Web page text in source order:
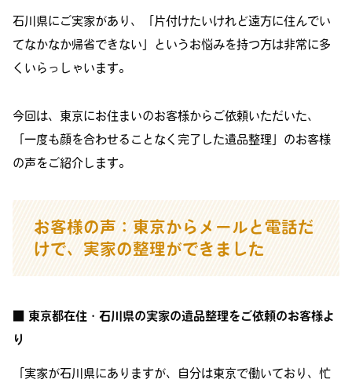
石川県にご実家があり、「片付けたいけれど遠方に住んでい
てなかなか帰省できない」というお悩みを持つ方は非常に多
くいらっしゃいます。
今回は、東京にお住まいのお客様からご依頼いただいた、
「一度も顔を合わせることなく完了した遺品整理」のお客様
の声をご紹介します。
お客様の声：東京からメールと電話だ
けで、実家の整理ができました
■ 東京都在住・石川県の実家の遺品整理をご依頼のお客様よ
り
「実家が石川県にありますが、自分は東京で働いており、忙